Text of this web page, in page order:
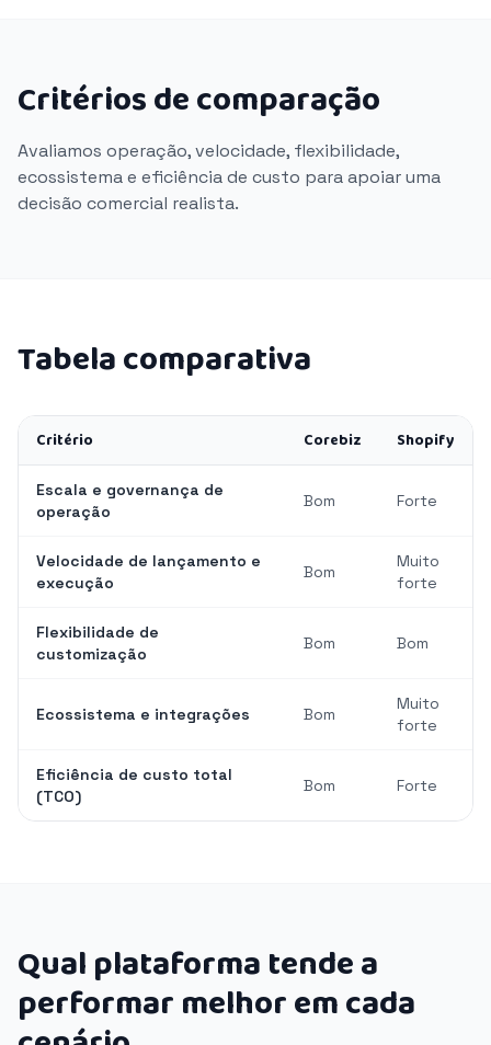
Critérios de comparação
Avaliamos operação, velocidade, flexibilidade,
ecossistema e eficiência de custo para apoiar uma
decisão comercial realista.
Tabela comparativa
Critério Corebiz Shopify
Escala e governança de
operação
Bom Forte
Velocidade de lançamento e
execução
Bom
Muito
forte
Flexibilidade de
customização
Bom Bom
Ecossistema e integrações Bom
Muito
forte
Eficiência de custo total
(TCO)
Bom Forte
Qual plataforma tende a
performar melhor em cada